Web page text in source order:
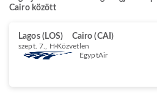
Cairo között
Lagos (LOS) Cairo (CAI)
szept. 7., H Közvetlen
EgyptAir